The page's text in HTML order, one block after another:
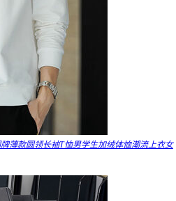
薄款圆领长袖T恤男学生加绒体恤潮流上衣女